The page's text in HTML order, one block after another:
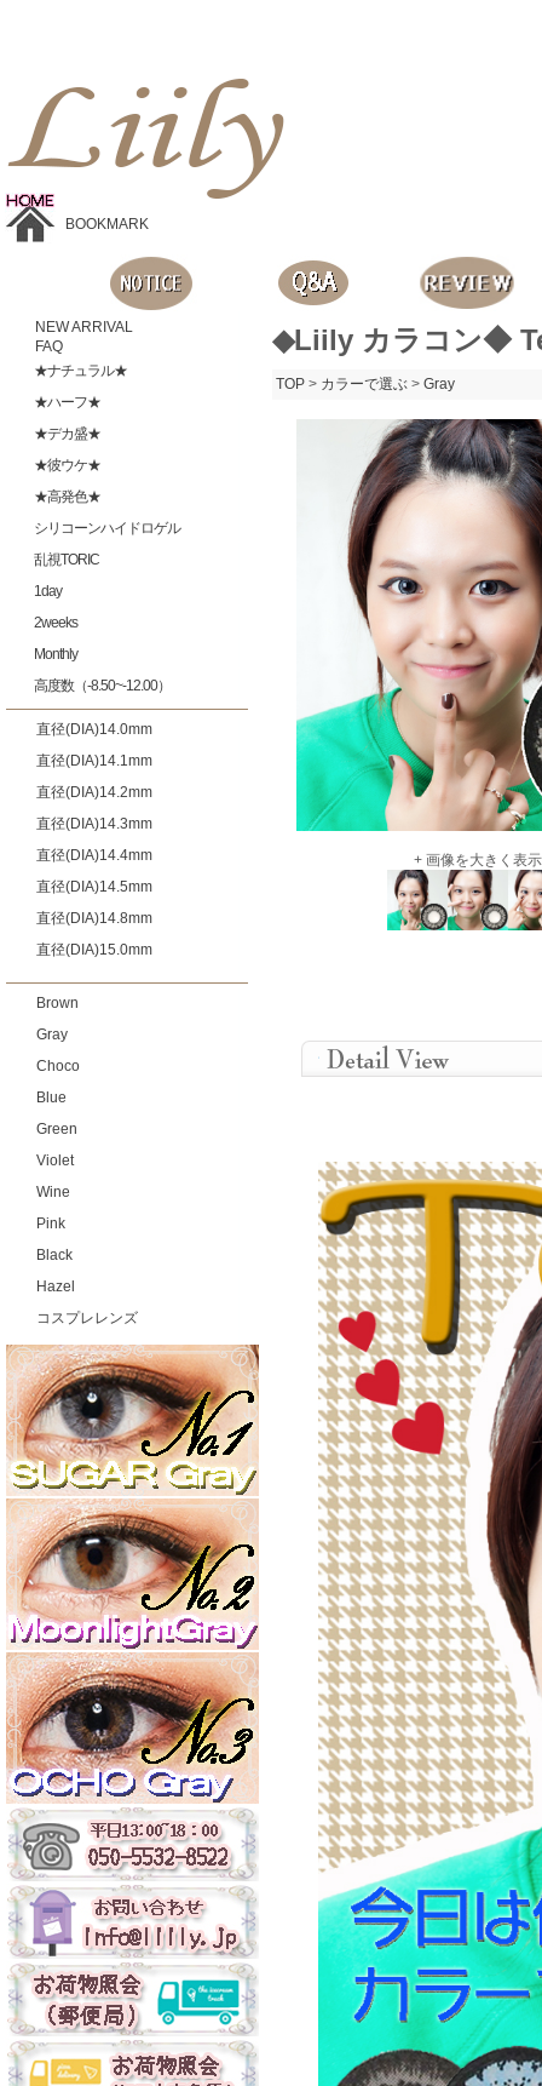
BOOKMARK
NEW ARRIVAL
FAQ
★ナチュラル★
★ハーフ★
★デカ盛★
★彼ウケ★
★高発色★
シリコーンハイドロゲル
乱視TORIC
1day
2weeks
Monthly
高度数（-8.50~-12.00）
直径(DIA)14.0mm
直径(DIA)14.1mm
直径(DIA)14.2mm
直径(DIA)14.3mm
直径(DIA)14.4mm
直径(DIA)14.5mm
直径(DIA)14.8mm
直径(DIA)15.0mm
Brown
Gray
Choco
Blue
Green
Violet
Wine
Pink
Black
Hazel
コスプレレンズ
◆Liily カラコン◆
TOP > カラーで選ぶ > Gray
+ 画像を大きく表示